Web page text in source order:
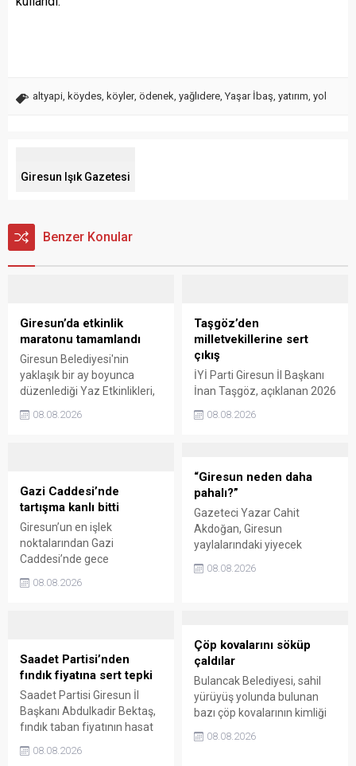
altyapi köydes köyler, ödenek yağlıdere Yaşar İbaş yatırım yol
Giresun Işık Gazetesi
Benzer Konular
Giresun’da etkinlik
maratonu tamamlandı
Giresun Belediyesi'nin
yaklaşık bir ay boyunca
düzenlediği Yaz Etkinlikleri,
sanat ve eğlenceyle
süresi de 16 Ağustos'a
kadar uzatıldı.
08.08.2026
Taşgöz’den
milletvekillerine sert
çıkış
İYİ Parti Giresun İl Başkanı
İnan Taşgöz, açıklanan 2026
üzerinden iktidar
emeğinin karşılığını
alamadığını savunarak,
Giresun milletvekillerini
sessiz kalmakla suçladı.
08.08.2026
Gazi Caddesi’nde
tartışma kanlı bitti
Giresun’un en işlek
noktalarından Gazi
Caddesi’nde gece
kavgada A.E. ayağından
soruşturma başlattı.
08.08.2026
“Giresun neden daha
pahalı?”
Gazeteci Yazar Cahit
Akdoğan, Giresun
yaylalarındaki yiyecek
belirgin biçimde yüksek
denetime çağırdı. Akdoğan,
yüzde 50’ye ulaşan fiyat
farklarının araştırılması
gerektiğini söyledi.
08.08.2026
Saadet Partisi’nden
fındık fiyatına sert tepki
Saadet Partisi Giresun İl
Başkanı Abdulkadir Bektaş,
fındık taban fiyatının hasat
açıklanmamasına tepki
08.08.2026
Çöp kovalarını söküp
çaldılar
Bulancak Belediyesi, sahil
yürüyüş yolunda bulunan
bazı çöp kovalarının kimliği
sökülerek çalındığını açıkladı.
08.08.2026